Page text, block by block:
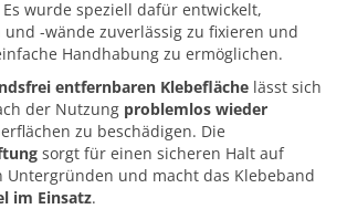
wurde speziell dafür entwickelt,
-wände zuverlässig zu fixieren und
Handhabung zu ermöglichen.
entfernbaren Klebefläche lässt sich
der Nutzung problemlos wieder
zu beschädigen. Die
sorgt für einen sicheren Halt auf
Untergründen und macht das Klebeband
im Einsatz.